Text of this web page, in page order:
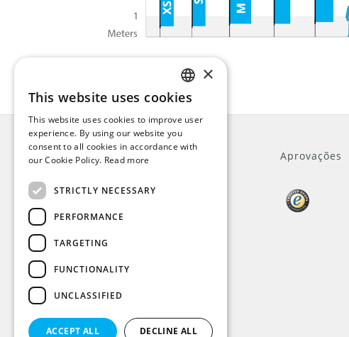
Geral
Quem somos
Termos e Condições
Privacy Policy
Modos de pagamento
Informação
Aprovações
ENGLISH
DUTCH
GERMAN
×
This website uses cookies
This website uses cookies to improve user
experience. By using our website you
consent to all cookies in accordance with
our Cookie Policy. Read more
STRICTLY NECESSARY
PERFORMANCE
TARGETING
FUNCTIONALITY
UNCLASSIFIED
ACCEPT ALL DECLINE ALL